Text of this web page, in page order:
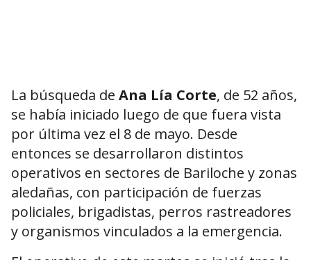
La búsqueda de Ana Lía Corte, de 52 años,
se había iniciado luego de que fuera vista
por última vez el 8 de mayo. Desde
entonces se desarrollaron distintos
operativos en sectores de Bariloche y zonas
aledañas, con participación de fuerzas
policiales, brigadistas, perros rastreadores
y organismos vinculados a la emergencia.